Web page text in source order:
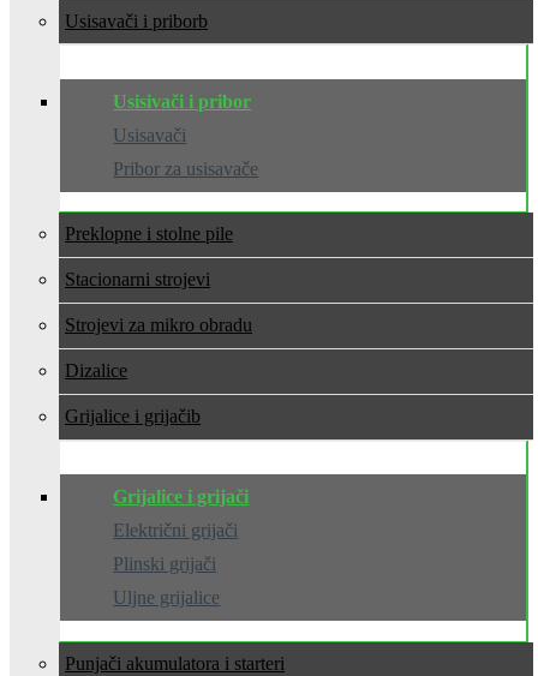
Usisavači i pribor
Usisivači i pribor
Usisavači
Pribor za usisavače
Preklopne i stolne pile
Stacionarni strojevi
Strojevi za mikro obradu
Dizalice
Grijalice i grijači
Grijalice i grijači
Električni grijači
Plinski grijači
Uljne grijalice
Punjači akumulatora i starteri